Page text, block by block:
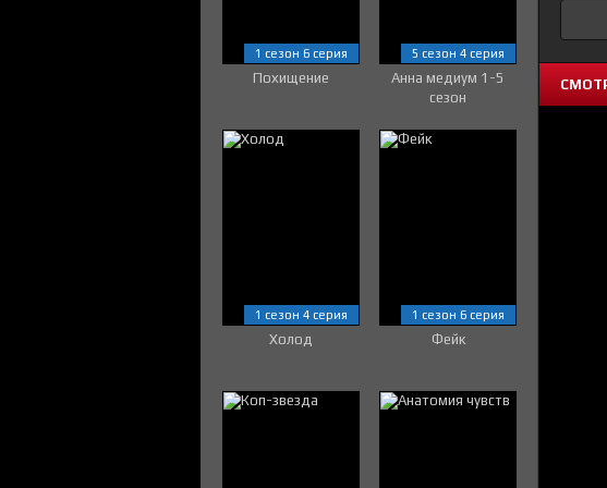
Похищение
1 сезон 6 серия
Анна медиум 1-5
сезон
5 сезон 4 серия
Холод
1 сезон 4 серия
Фейк
1 сезон 6 серия